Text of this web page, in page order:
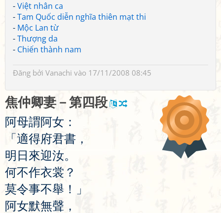
-Việt nhân ca
-Tam Quốc diễn nghĩa thiên mạt thi
- Mộc Lan từ
-Thượng da
- Chiến thành nam
Đăng bởi Vanachi vào 17/11/2008 08:45
焦仲卿妻 － 第 四段
阿母謂阿女 ：
「 適得府君書 ，
明 日 來迎汝。
何不作衣裳 ？
莫令事不舉 ！」
阿女默無聲 ，